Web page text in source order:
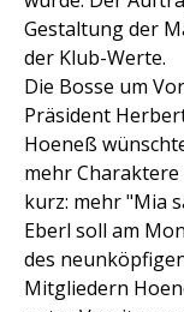
Gestaltung der
der Klub-Werte.
Die Bosse um
Präsident
Hoeneß
mehr
kurz: mehr "Mia
Eberl soll am
des
Mitgliedern